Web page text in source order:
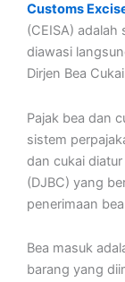
Customs
(CEISA)
diawasi
Dirjen Bea
Pajak bea dan
sistem
dan cukai
(DJBC) yang
penerimaan
Bea masuk
barang yang